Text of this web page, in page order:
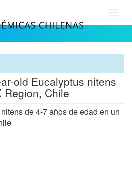
old Eucalyptus nitens
Region, Chile
de 4-7 años de edad en un